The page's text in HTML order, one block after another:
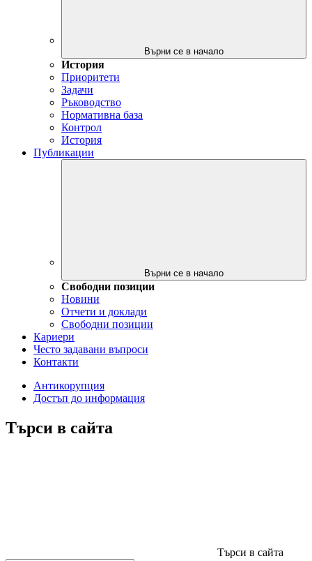
Върни се в начало
История
Приоритети
Задачи
Ръководство
Нормативна база
Контрол
История
Публикации
Върни се в начало
Свободни позиции
Новини
Отчети и доклади
Свободни позиции
Кариери
Често задавани въпроси
Контакти
Антикорупция
Достъп до информация
Търси в сайта
Търси в сайта